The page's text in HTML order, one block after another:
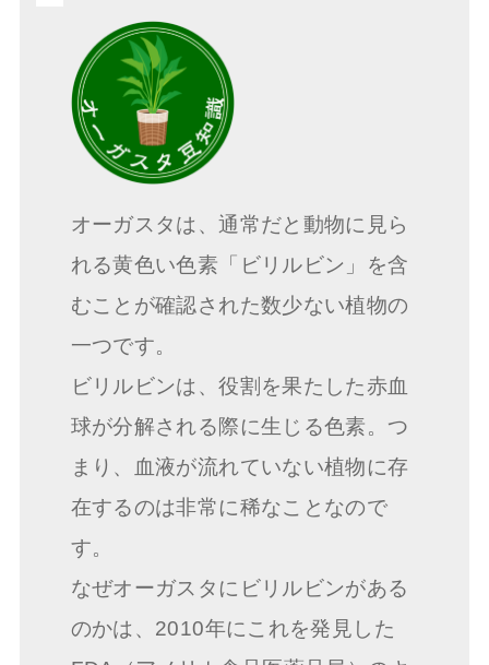
オーガスタは、通常だと動物に見ら
れる黄色い色素「ビリルビン」を含
むことが確認された数少ない植物の
一つです。
ビリルビンは、役割を果たした赤血
球が分解される際に生じる色素。つ
まり、血液が流れていない植物に存
在するのは非常に稀なことなので
す。
なぜオーガスタにビリルビンがある
のかは、2010年にこれを発見した